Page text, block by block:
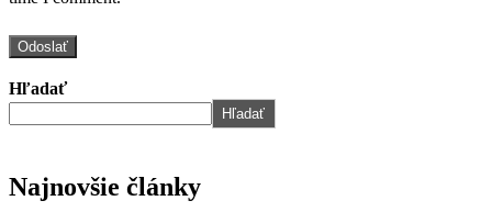
Hľadať
Hľadať
Najnovšie články